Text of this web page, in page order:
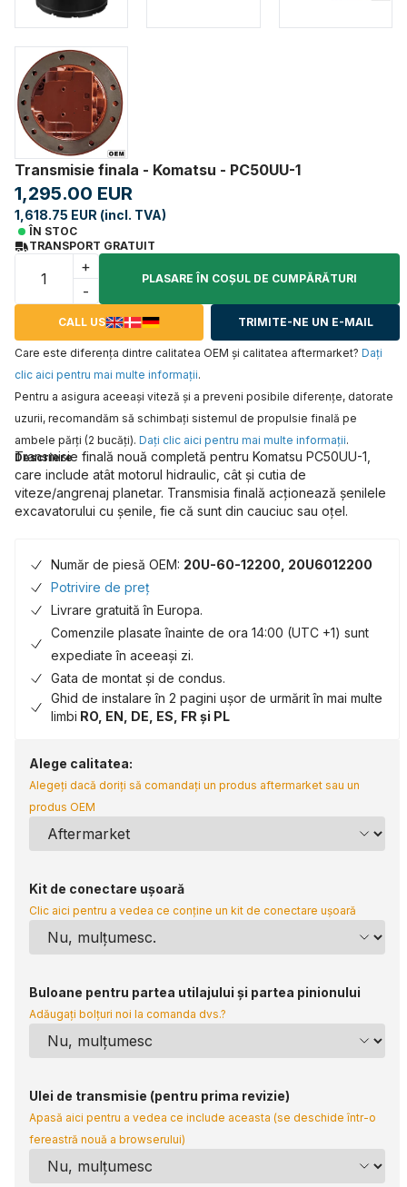
Transmisie finala - Komatsu - PC50UU-1
1,295.00 EUR
1,618.75 EUR (incl. TVA)
ÎN STOC
TRANSPORT GRATUIT
+
-
PLASARE ÎN COŞUL DE CUMPĂRĂTURI
CALL US TRIMITE-NE UN E-MAIL
Care este diferența dintre calitatea OEM și calitatea aftermarket? Daţi
clic aici pentru mai multe informaţii.
Pentru a asigura aceeaşi viteză şi a preveni posibile diferenţe, datorate
uzurii, recomandăm să schimbaţi sistemul de propulsie finală pe
ambele părţi (2 bucăţi). Daţi clic aici pentru mai multe informaţii.
Descriere
Transmisie finală nouă completă pentru Komatsu PC50UU-1,
care include atât motorul hidraulic, cât și cutia de
viteze/angrenaj planetar. Transmisia finală acționează șenilele
excavatorului cu șenile, fie că sunt din cauciuc sau oțel.
Număr de piesă OEM: 20U-60-12200, 20U6012200
Potrivire de preț
Livrare gratuită în Europa.
Comenzile plasate înainte de ora 14:00 (UTC +1) sunt
expediate în aceeași zi.
Gata de montat și de condus.
Ghid de instalare în 2 pagini ușor de urmărit în mai multe
limbi RO, EN, DE, ES, FR și PL
Alege calitatea:
Alegeți dacă doriți să comandați un produs aftermarket sau un
produs OEM
Kit de conectare ușoară
Clic aici pentru a vedea ce conține un kit de conectare ușoară
Buloane pentru partea utilajului și partea pinionului
Adăugați bolțuri noi la comanda dvs.?
Ulei de transmisie (pentru prima revizie)
Apasă aici pentru a vedea ce include aceasta (se deschide într-o
fereastră nouă a browserului)